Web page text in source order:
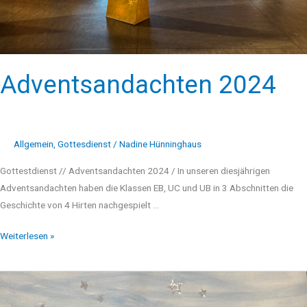
Adventsandachten 2024
Allgemein, Gottesdienst/ Nadine Hünninghaus
Gottestdienst // Adventsandachten 2024 / In unseren diesjährigen
Adventsandachten haben die Klassen EB, UC und UB in 3 Abschnitten die
Geschichte von 4 Hirten nachgespielt …
Weiterlesen »
Neuer
Kalender